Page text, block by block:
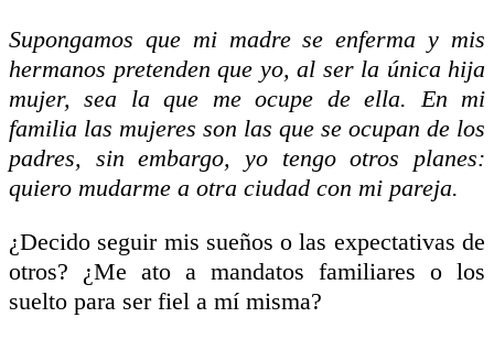
Supongamos que mi madre se enferma y mis
hermanos pretenden que yo, al ser la única hija
mujer, sea la que me ocupe de ella. En mi
familia las mujeres son las que se ocupan de los
padres, sin embargo, yo tengo otros planes:
quiero mudarme a otra ciudad con mi pareja.
¿Decido seguir mis sueños o las expectativas de
otros? ¿Me ato a mandatos familiares o los
suelto para ser fiel a mí misma?